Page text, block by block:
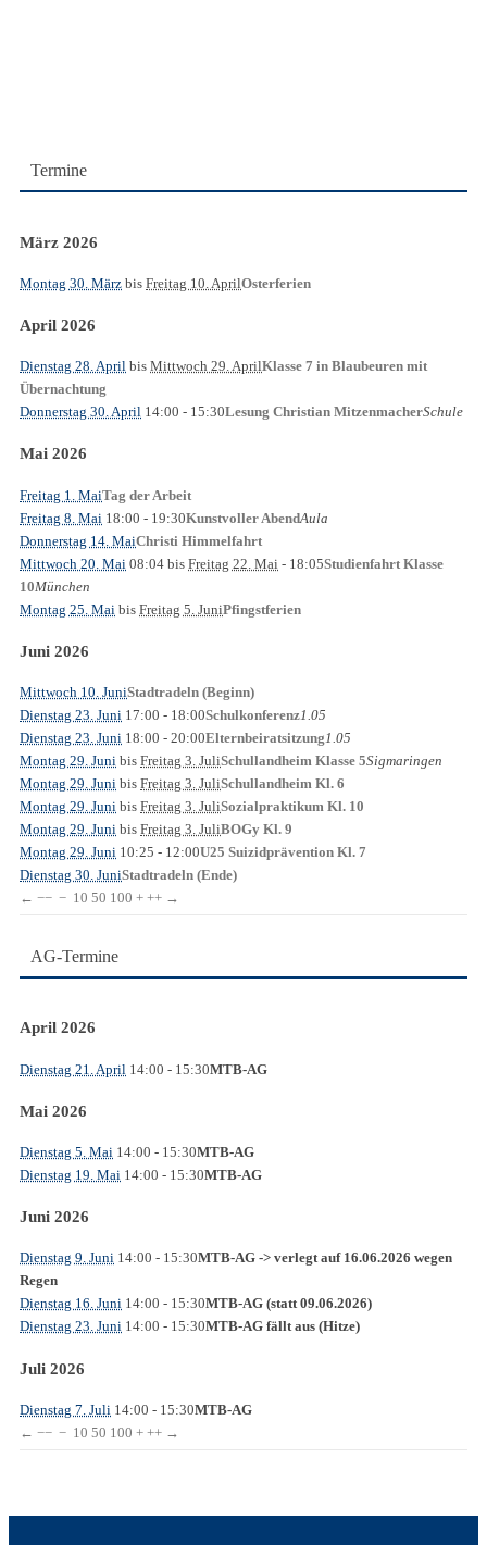
Termine
März 2026
Montag 30. März bis Freitag 10. AprilOsterferien
April 2026
Dienstag 28. April bis Mittwoch 29. AprilKlasse 7 in Blaubeuren mit
Übernachtung
Donnerstag 30. April 14:00 - 15:30Lesung Christian MitzenmacherSchule
Mai 2026
Freitag 1. MaiTag der Arbeit
Freitag 8. Mai 18:00 - 19:30Kunstvoller AbendAula
Donnerstag 14. MaiChristi Himmelfahrt
Mittwoch 20. Mai 08:04 bis Freitag 22. Mai - 18:05Studienfahrt Klasse
10München
Montag 25. Mai bis Freitag 5. JuniPfingstferien
Juni 2026
Mittwoch 10. JuniStadtradeln (Beginn)
Dienstag 23. Juni 17:00 - 18:00Schulkonferenz1.05
Dienstag 23. Juni 18:00 - 20:00Elternbeiratsitzung1.05
Montag 29. Juni bis Freitag 3. JuliSchullandheim Klasse 5Sigmaringen
Montag 29. Juni bis Freitag 3. JuliSchullandheim Kl. 6
Montag 29. Juni bis Freitag 3. JuliSozialpraktikum Kl. 10
Montag 29. Juni bis Freitag 3. JuliBOGy Kl. 9
Montag 29. Juni 10:25 - 12:00U25 Suizidprävention Kl. 7
Dienstag 30. JuniStadtradeln (Ende)
← −− − 10 50 100 + ++ →
AG-Termine
April 2026
Dienstag 21. April 14:00 - 15:30MTB-AG
Mai 2026
Dienstag 5. Mai 14:00 - 15:30MTB-AG
Dienstag 19. Mai 14:00 - 15:30MTB-AG
Juni 2026
Dienstag 9. Juni 14:00 - 15:30MTB-AG -> verlegt auf 16.06.2026 wegen
Regen
Dienstag 16. Juni 14:00 - 15:30MTB-AG (statt 09.06.2026)
Dienstag 23. Juni 14:00 - 15:30MTB-AG fällt aus (Hitze)
Juli 2026
Dienstag 7. Juli 14:00 - 15:30MTB-AG
← −− − 10 50 100 + ++ →